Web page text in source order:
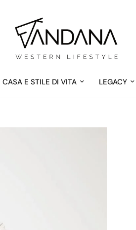
CASA E STILE DI VITA LEGACY